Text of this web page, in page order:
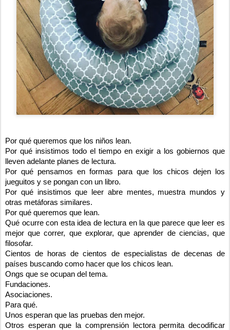
Por qué queremos que los niños lean.
Por qué insistimos todo el tiempo en exigir a los gobiernos que
lleven adelante planes de lectura.
Por qué pensamos en formas para que los chicos dejen los
jueguitos y se pongan con un libro.
Por qué insistimos que leer abre mentes, muestra mundos y
otras metáforas similares.
Por qué queremos que lean.
Qué ocurre con esta idea de lectura en la que parece que leer es
mejor que correr, que explorar, que aprender de ciencias, que
filosofar.
Cientos de horas de cientos de especialistas de decenas de
países buscando como hacer que los chicos lean.
Ongs que se ocupan del tema.
Fundaciones.
Asociaciones.
Para qué.
Unos esperan que las pruebas den mejor.
Otros esperan que la comprensión lectora permita decodificar